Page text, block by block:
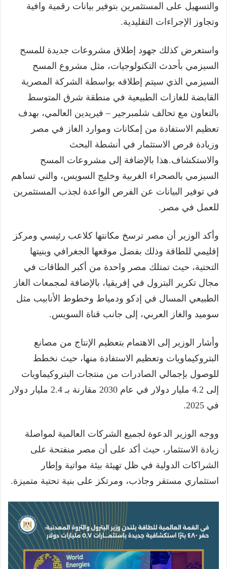
والتسهيل على المستثمرين بتوفير بيانات رقمية وافية
وتجاوز الإجراءات التقليدية.
واستعرض كذلك جهود إطلاق مشروعات جديدة للمسح
السيزمي بأحدث التكنولوجيات، مثل مشروع المسح
السيزمي الذي سيتم إطلاقه بواسطة الشركة المصرية
القابضة للغازات الطبيعية في منطقة شرق المتوسط
بالتعاون مع تحالف شلمبرجير – فيريدين العالمي، بهدف
تعظيم الاستفادة من إمكانات وموارد الغاز في مصر
وزيادة فرص الاستثمار في أنشطة البحث
والاستكشاف.هذا بالإضافة إلى مشروعات المسح
السيزمي بالصحراء الغربية وخليج السويس، والتي تساهم
في توفير البيانات عن الفرص الواعدة لجذب المستثمرين
للعمل في مصر.
وأكد الوزير أن مصر ترسخ مكانتها كلاعب رئيسي ومركز
إقليمي للطاقة وذلك بفضل موقعها الجغرافي وبنيتها
التحتية، حيث تمتلك مصر واحدة من أكبر الطاقات في
مجال تكرير البترول في إفريقيا، بالإضافة لمجمعات الغاز
الطبيعي المسال في إدكو ودمياط وخطوط الأنابيب مثل
سوميد والغاز العربي، إلى جانب قناة السويس.
وأشار الوزير إلى الاهتمام بتعظيم الإنتاج من مصانع
البتروكيماويات وتعظيم الاستفادة منها، حيث نخطط
للوصول بإجمالي الصادرات من منتجات البتروكيماويات
إلى 4.2 مليار دولار في عام 2030 مقارنة بـ 2.4 مليار دولار
في 2025.
ووجه الوزير الدعوة لجميع الشركات العالمية لمواصلة
زيادة الاستثمار، حيث أكد على أن مصر منفتحة على
الشراكات الدولية في ظل تهيئة بيئة مواتية وإطار
استثماري مستقر وجاذب، ومرتكز على بنية تحتية متميزة.